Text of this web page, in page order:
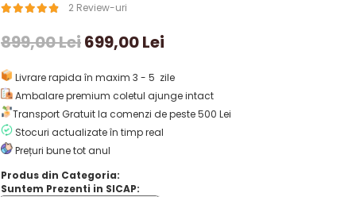
2 Review-uri
899,00 Lei699,00 Lei
Livrare rapida în maxim 3 - 5 zile
Ambalare premium coletul ajunge intact
Transport Gratuit la comenzi de peste 500 Lei
Stocuri actualizate în timp real
Prețuri bune tot anul
Produs din Categoria:
Suntem Prezenti in SICAP: